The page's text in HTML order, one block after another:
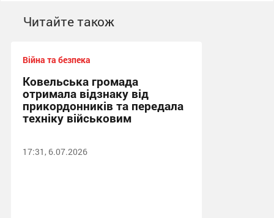
Читайте також
Війна та безпека
Ковельська громада
отримала відзнаку від
прикордонників та передала
техніку військовим
17:31, 6.07.2026